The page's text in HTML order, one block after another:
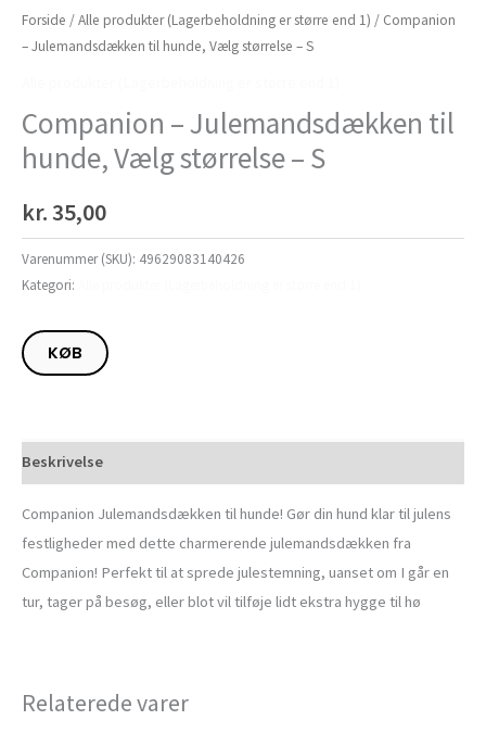
Forside /Alle produkter (Lagerbeholdning er større end 1) / Companion
– Julemandsdækken til hunde, Vælg størrelse – S
Companion – Julemandsdækken til
hunde, Vælg størrelse – S
kr. 35,00
Varenummer (SKU): 49629083140426
Kategori:
KØB
Beskrivelse
Companion Julemandsdækken til hunde! Gør din hund klar til julens
festligheder med dette charmerende julemandsdækken fra
Companion! Perfekt til at sprede julestemning, uanset om I går en
tur, tager på besøg, eller blot vil tilføje lidt ekstra hygge til hø
Relaterede varer